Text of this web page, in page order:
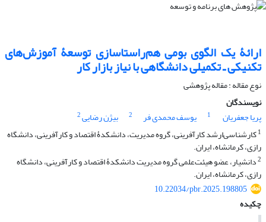
ارائۀ یک الگوی بومی هم‌راستاسازی توسعۀ آموزش‌های
تکنیکی ـ تکمیلی دانشگاهی با نیاز بازار کار
نوع مقاله : مقاله پژوهشی
نویسندگان
پریا جعفریان
1 یوسف محمدی فر 2 بیژن رضایی2
1کارشناسی‌ارشد کارآفرینی، گروه مدیریت، دانشکدۀ اقتصاد و کارآفرینی، دانشگاه
رازی، کرمانشاه، ایران.
2دانشیار، عضو هیئت‌علمی گروه مدیریت دانشکدۀ اقتصاد و کارآفرینی، دانشگاه
رازی، کرمانشاه، ایران.
10.22034/pbr.2025.198805
چکیده